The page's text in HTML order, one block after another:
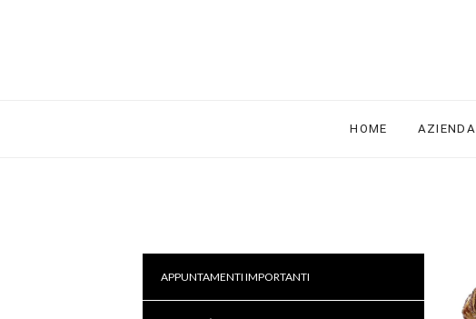
HOME AZIENDA
APPUNTAMENTI IMPORTANTI